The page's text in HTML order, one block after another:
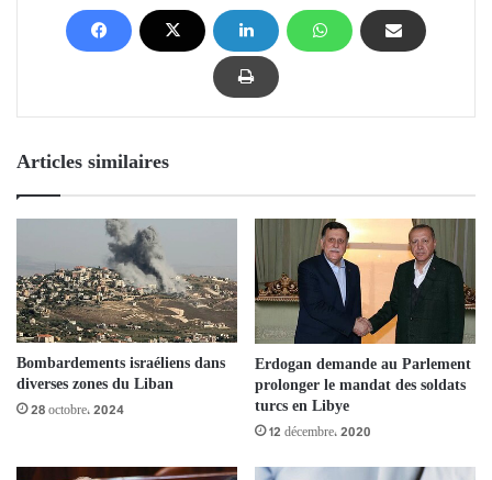
Articles similaires
Bombardements israéliens dans
diverses zones du Liban
28 octobre، 2024
Erdogan demande au Parlement
prolonger le mandat des soldats
turcs en Libye
12 décembre، 2020